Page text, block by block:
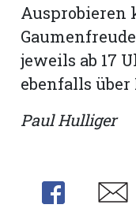
Ausprobieren
jeweils ab 17
ebenfalls über
Paul Hulliger
Share Share